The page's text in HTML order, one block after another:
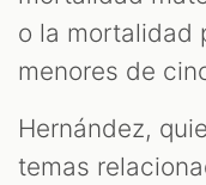
o la mortalidad
menores de
Hernández,
temas